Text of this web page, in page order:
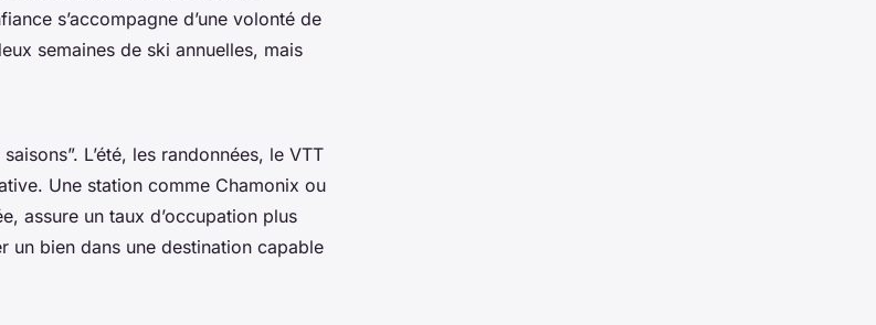
s’accompagne d’une volonté de
semaines de ski annuelles, mais
L’été, les randonnées, le VTT
Une station comme Chamonix ou
assure un taux d’occupation plus
un bien dans une destination capable